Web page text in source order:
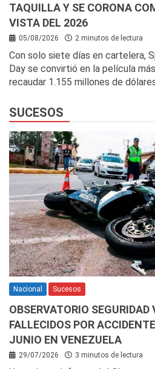
TAQUILLA Y SE CORONA
VISTA DEL 2026
05/08/2026 2 minutos de lectura
Con solo siete días en cartelera,
Day se convirtió en la película
recaudar 1.155 millones de
SUCESOS
Nacional Sucesos
OBSERVATORIO
FALLECIDOS POR
JUNIO EN VENEZUELA
29/07/2026 3 minutos de lectura